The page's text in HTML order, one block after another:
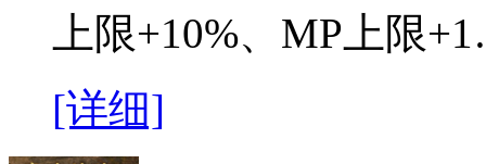
上限+10%、MP上限
[详细]